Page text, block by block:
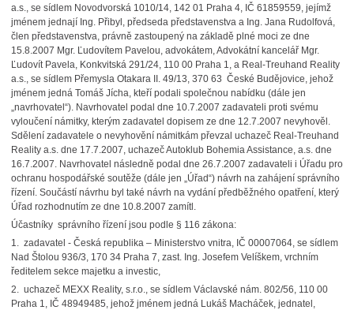
a.s., se sídlem Novodvorská 1010/14, 142 01 Praha 4, IČ 61859559, jejímž
jménem jednají Ing. Přibyl, předseda představenstva a Ing. Jana Rudolfová,
člen představenstva, právně zastoupený na základě plné moci ze dne
15.8.2007 Mgr. Ľudovítem Pavelou, advokátem, Advokátní kancelář Mgr.
Ľudovít Pavela, Konkvitská 291/24, 110 00 Praha 1, a Real-Treuhand Reality
a.s., se sídlem Přemysla Otakara II. 49/13, 370 63 České Budějovice, jehož
jménem jedná Tomáš Jícha, kteří podali společnou nabídku (dále jen
„navrhovatel“). Navrhovatel podal dne 10.7.2007 zadavateli proti svému
vyloučení námitky, kterým zadavatel dopisem ze dne 12.7.2007 nevyhověl.
Sdělení zadavatele o nevyhovění námitkám převzal uchazeč Real-Treuhand
Reality a.s. dne 17.7.2007, uchazeč Autoklub Bohemia Assistance, a.s. dne
16.7.2007. Navrhovatel následně podal dne 26.7.2007 zadavateli i Úřadu pro
ochranu hospodářské soutěže (dále jen „Úřad“) návrh na zahájení správního
řízení. Součástí návrhu byl také návrh na vydání předběžného opatření, který
Úřad rozhodnutím ze dne 10.8.2007 zamítl.
Účastníky správního řízení jsou podle § 116 zákona:
1. zadavatel - Česká republika – Ministerstvo vnitra, IČ 00007064, se sídlem
Nad Štolou 936/3, 170 34 Praha 7, zast. Ing. Josefem Velíškem, vrchním
ředitelem sekce majetku a investic,
2. uchazeč MEXX Reality, s.r.o., se sídlem Václavské nám. 802/56, 110 00
Praha 1, IČ 48949485, jehož jménem jedná Lukáš Macháček, jednatel,